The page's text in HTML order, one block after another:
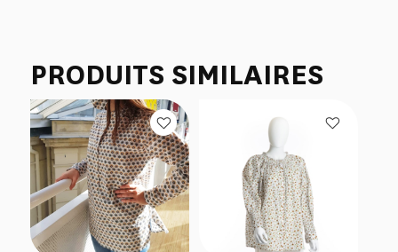
PRODUITS SIMILAIRES